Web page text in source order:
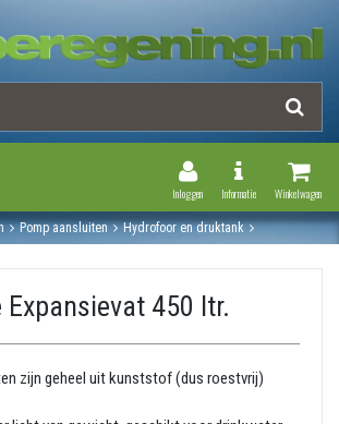
Winkelwagen
Toggle
Informatie
Inloggen
Pomp aansluiten
Hydrofoor en druktank
Expansievat 450 ltr.
zijn geheel uit kunststof (dus roestvrij)